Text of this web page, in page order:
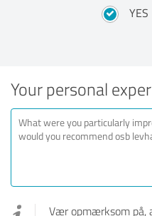
YES
Your personal
Vær opmærksom på,